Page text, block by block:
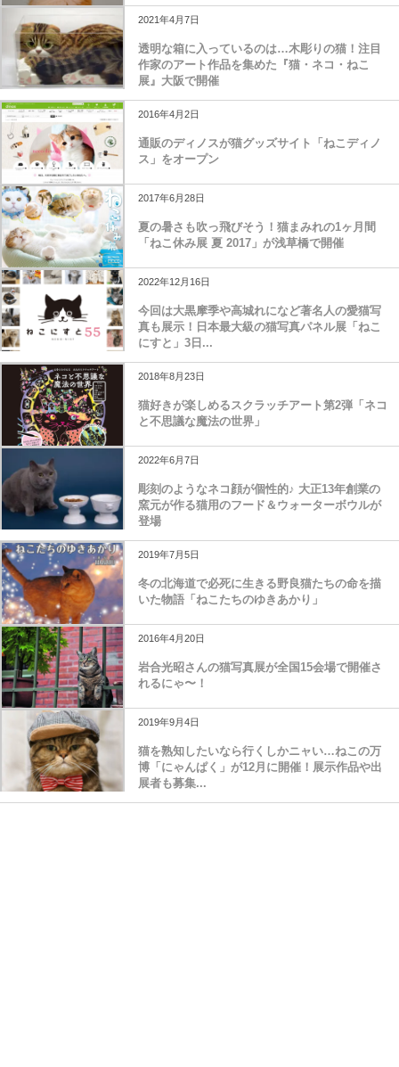
2021年4月7日
透明な箱に入っているのは…木彫りの猫！注目
作家のアート作品を集めた『猫・ネコ・ねこ
展』大阪で開催
2016年4月2日
通販のディノスが猫グッズサイト「ねこディノ
ス」をオープン
2017年6月28日
夏の暑さも吹っ飛びそう！猫まみれの1ヶ月間
「ねこ休み展 夏 2017」が浅草橋で開催
2022年12月16日
今回は大黒摩季や高城れになど著名人の愛猫写
真も展示！日本最大級の猫写真パネル展「ねこ
にすと」3日...
2018年8月23日
猫好きが楽しめるスクラッチアート第2弾「ネコ
と不思議な魔法の世界」
2022年6月7日
彫刻のようなネコ顔が個性的♪ 大正13年創業の
窯元が作る猫用のフード＆ウォーターボウルが
登場
2019年7月5日
冬の北海道で必死に生きる野良猫たちの命を描
いた物語「ねこたちのゆきあかり」
2016年4月20日
岩合光昭さんの猫写真展が全国15会場で開催さ
れるにゃ〜！
2019年9月4日
猫を熟知したいなら行くしかニャい…ねこの万
博「にゃんぱく」が12月に開催！展示作品や出
展者も募集...